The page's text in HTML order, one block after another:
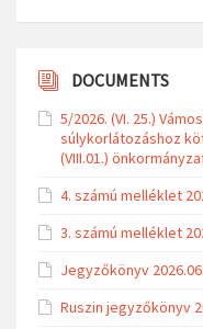
DOCUMENTS
5/2026. (VI. 25.)
súlykorlátozáshoz
(VIII.01.)
4. számú melléklet
3. számú melléklet
Jegyzőkönyv
Ruszin jegyzőkönyv